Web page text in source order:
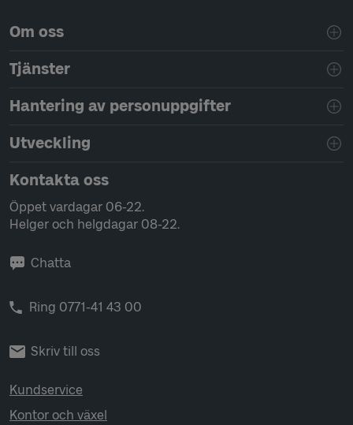
Sidfotsnavigering
Om oss
Tjänster
Hantering av personuppgifter
Utveckling
Kontakta oss
Öppet vardagar 06-22.
Helger och helgdagar 08-22.
Chatta
Ring 0771-41 43 00
Skriv till oss
Kundservice
Kontor och växel